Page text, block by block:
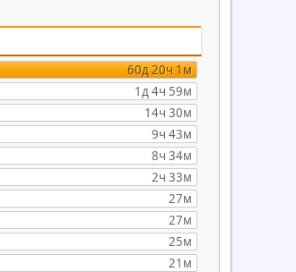
60д 20ч 1м
1д 4ч 59м
14ч 30м
9ч 43м
8ч 34м
2ч 33м
27м
27м
25м
21м